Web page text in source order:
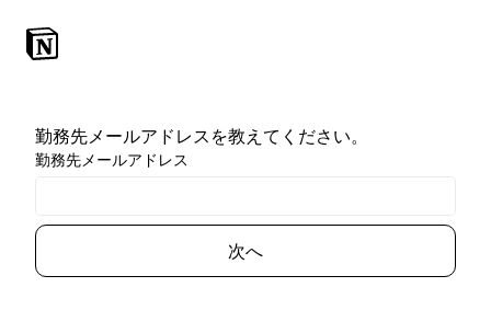
勤務先メールアドレスを教えてください。
勤務先メールアドレス
次へ